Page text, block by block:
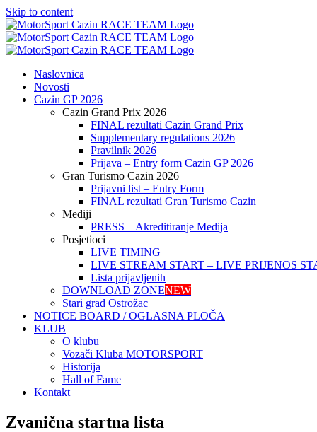
Skip to content
Naslovnica
Novosti
Cazin GP 2026
Cazin Grand Prix 2026
FINAL rezultati Cazin Grand Prix
Supplementary regulations 2026
Pravilnik 2026
Prijava – Entry form Cazin GP 2026
Gran Turismo Cazin 2026
Prijavni list – Entry Form
FINAL rezultati Gran Turismo Cazin
Mediji
PRESS – Akreditiranje Medija
Posjetioci
LIVE TIMING
LIVE STREAM START – LIVE PRIJENOS
Lista prijavljenih
DOWNLOAD ZONENEW
Stari grad Ostrožac
NOTICE BOARD / OGLASNA PLOČA
KLUB
O klubu
Vozači Kluba MOTORSPORT
Historija
Hall of Fame
Kontakt
Zvanična startna lista